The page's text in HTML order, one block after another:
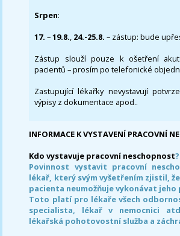
Srpen:
17. –19.8., 24.-25.8. – zástup: bude
Zástup slouží pouze k ošetření
pacientů – prosím po telefonické
Zastupující lékařky nevystavují
výpisy z dokumentace apod..
INFORMACE K VYSTAVENÍ PRACOVNÍ
Kdo vystavuje pracovní neschopnost?
Povinnost vystavit pracovní
lékař, který svým vyšetřením zjistil,
pacienta neumožňuje vykonávat jeho
Toto platí pro lékaře všech
specialista, lékař v nemocnici
lékařská pohotovostní služba a